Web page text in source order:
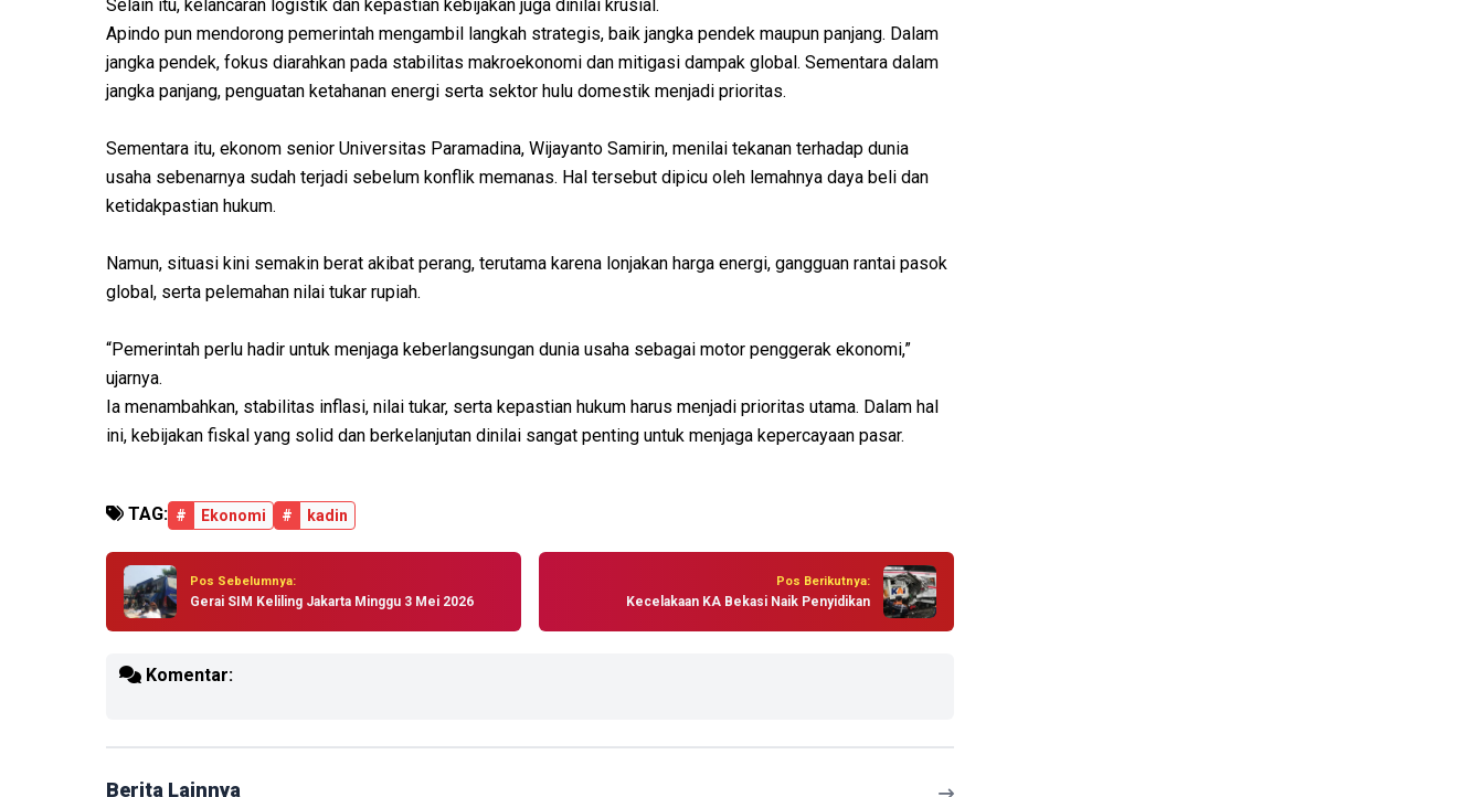
Selain itu, kelancaran logistik dan kepastian kebijakan juga dinilai krusial.
Apindo pun mendorong pemerintah mengambil langkah strategis, baik jangka pendek maupun panjang. Dalam
jangka pendek, fokus diarahkan pada stabilitas makroekonomi dan mitigasi dampak global. Sementara dalam
jangka panjang, penguatan ketahanan energi serta sektor hulu domestik menjadi prioritas.
Sementara itu, ekonom senior Universitas Paramadina, Wijayanto Samirin, menilai tekanan terhadap dunia
usaha sebenarnya sudah terjadi sebelum konflik memanas. Hal tersebut dipicu oleh lemahnya daya beli dan
ketidakpastian hukum.
Namun, situasi kini semakin berat akibat perang, terutama karena lonjakan harga energi, gangguan rantai pasok
global, serta pelemahan nilai tukar rupiah.
“Pemerintah perlu hadir untuk menjaga keberlangsungan dunia usaha sebagai motor penggerak ekonomi,”
ujarnya.
Ia menambahkan, stabilitas inflasi, nilai tukar, serta kepastian hukum harus menjadi prioritas utama. Dalam hal
ini, kebijakan fiskal yang solid dan berkelanjutan dinilai sangat penting untuk menjaga kepercayaan pasar.
TAG: # Ekonomi # kadin
Pos Sebelumnya:
Gerai SIM Keliling Jakarta Minggu 3 Mei 2026
Pos Berikutnya:
Kecelakaan KA Bekasi Naik Penyidikan
Komentar:
Berita Lainnya